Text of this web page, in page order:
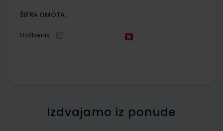
ŠIFRA OMOTA:
Udžbenik
Izdvajamo iz ponude